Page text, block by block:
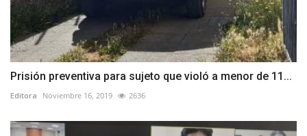
Prisión preventiva para sujeto que violó a menor de 11...
Editora Noviembre 16, 2019 2636